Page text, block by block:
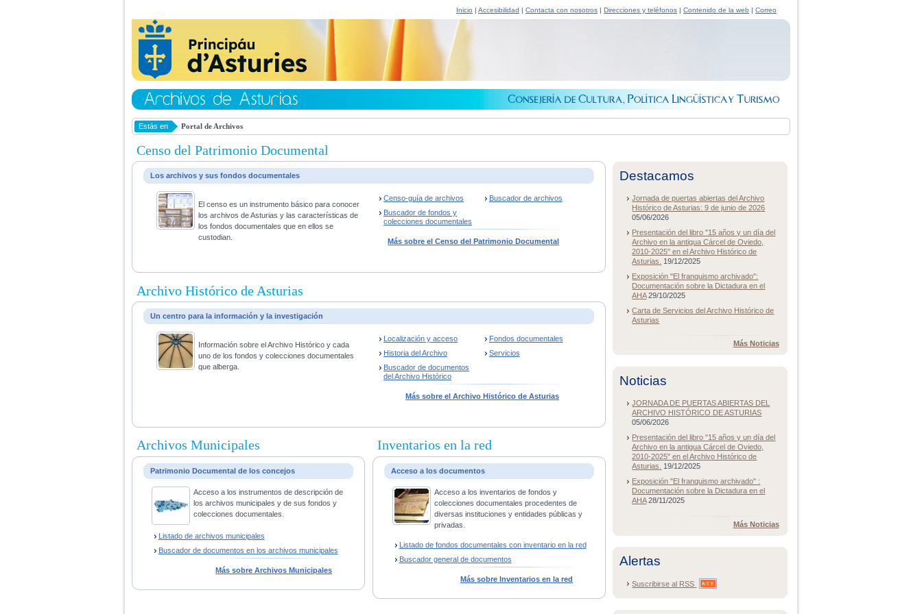
Inicio | Accesibilidad | Contacta con nosotros | Direcciones y teléfonos | Contenido de la web | Correo
Estás en Portal de Archivos
Censo del Patrimonio Documental
Los archivos y sus fondos documentales
El censo es un instrumento básico para conocer
los archivos de Asturias y las características de
los fondos documentales que en ellos se
custodian.
Censo-guía de archivos
Buscador de archivos
Buscador de fondos y
colecciones documentales
Más sobre el Censo del Patrimonio Documental
Archivo Histórico de Asturias
Un centro para la información y la investigación
Información sobre el Archivo Histórico y cada
uno de los fondos y colecciones documentales
que alberga.
Localización y acceso
Fondos documentales
Historia del Archivo
Servicios
Buscador de documentos
del Archivo Histórico
Más sobre el Archivo Histórico de Asturias
Archivos Municipales
Patrimonio Documental de los concejos
Acceso a los instrumentos de descripción de
los archivos municipales y de sus fondos y
colecciones documentales.
Listado de archivos municipales
Buscador de documentos en los archivos municipales
Más sobre Archivos Municipales
Inventarios en la red
Acceso a los documentos
Acceso a los inventarios de fondos y
colecciones documentales procedentes de
diversas instituciones y entidades públicas y
privadas.
Listado de fondos documentales con inventario en la red
Buscador general de documentos
Más sobre Inventarios en la red
Destacamos
Jornada de puertas abiertas del Archivo
Histórico de Asturias: 9 de junio de 2026
05/06/2026
Presentación del libro "15 años y un día del
Archivo en la antigua Cárcel de Oviedo,
2010-2025" en el Archivo Histórico de
Asturias.
19/12/2025
Exposición "El franquismo archivado":
Documentación sobre la Dictadura en el
AHA29/10/2025
Carta de Servicios del Archivo Histórico de
Asturias
Más Noticias
Noticias
JORNADA DE PUERTAS ABIERTAS DEL
ARCHIVO HISTÓRICO DE ASTURIAS
05/06/2026
Presentación del libro "15 años y un día del
Archivo en la antigua Cárcel de Oviedo,
2010-2025" en el Archivo Histórico de
Asturias.
19/12/2025
Exposición "El franquismo archivado" :
Documentación sobre la Dictadura en el
AHA28/11/2025
Más Noticias
Alertas
Suscribirse al RSS